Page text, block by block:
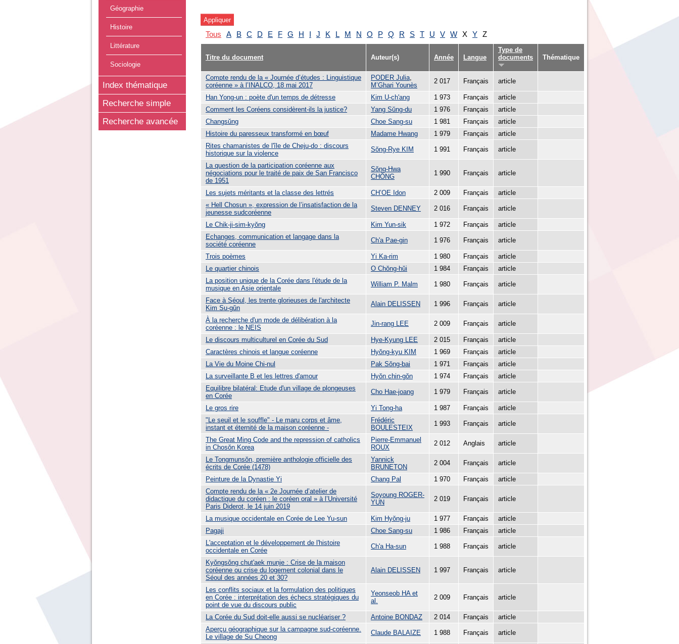
Géographie
Histoire
Littérature
Sociologie
Index thématique
Recherche simple
Recherche avancée
Tous A B C D E F G H I J K L M N O P Q R S T U V W X Y Z
Titre du document Auteur(s) Année Langue
Type de
documents
Thématique
Compte rendu de la « Journée d’études : Linguistique
coréenne » à l’INALCO, 18 mai 2017
PODER Julia
M’Ghari Younès
2 017 Français article
Han Yong-un : poète d'un temps de détresse Kim U-ch'ang 1 973 Français
article
Comment les Coréens considèrent-ils la justice?
Yang Sŭng-du 1 976 Français
article
Changsŭng
Choe Sang-su 1 981 Français
article
Histoire du paresseux transformé en bœuf
Madame Hwang 1 979 Français
article
Rites chamanistes de l'île de Cheju-do : discours
historique sur la violence
Sŏng-Rye KIM 1 991 Français article
La question de la participation coréenne aux
négociations pour le traité de paix de San Francisco
de 1951
Sŏng-Hwa
CHŎNG
1 990 Français article
Les sujets méritants et la classe des lettrés CH’OE Idon 2 009 Français
article
« Hell Chosun », expression de l’insatisfaction de la
jeunesse sudcoréenne
Steven DENNEY 2 016 Français article
Le Chik-ji-sim-kyŏng Kim Yun-sik 1 972 Français
article
Echanges, communication et langage dans la
société coréenne
Ch'a Pae-gin 1 976 Français article
Trois poèmes Yi Ka-rim 1 980 Français
article
Le quartier chinois
O Chŏng-hŭi 1 984 Français
article
La position unique de la Corée dans l'étude de la
musique en Asie orientale
William P. Malm 1 980 Français article
Face à Séoul, les trente glorieuses de l'architecte
Kim Su-gŭn
Alain DELISSEN 1 996 Français article
À la recherche d'un mode de délibération à la
coréenne : le NEIS
Jin-rang LEE 2 009 Français article
Le discours multiculturel en Corée du Sud Hye-Kyung LEE 2 015 Français
article
Caractères chinois et langue coréenne
Hyŏng-kyu KIM 1 969 Français
article
La Vie du Moine Chi-nul
Pak Sŏng-bai 1 971 Français
article
La surveillante B et les lettres d'amour
Hyŏn chin-gŏn 1 974 Français
article
Equilibre bilatéral: Etude d'un village de plongeuses
en Corée
Cho Hae-joang 1 979 Français article
Le gros rire Yi Tong-ha 1 987 Français
article
"Le seuil et le souffle" - Le maru corps et âme,
instant et éternité de la maison coréenne -
Frédéric
BOULESTEIX
1 993 Français article
The Great Ming Code and the repression of catholics
in Chosŏn Korea
Pierre-Emmanuel
ROUX
2 012 Anglais article
Le Tongmunsŏn, première anthologie officielle des
écrits de Corée (1478)
Yannick
BRUNETON
2 004 Français article
Peinture de la Dynastie Yi Chang Pal 1 970 Français
article
Compte rendu de la « 2e Journée d’atelier de
didactique du coréen : le coréen oral » à l’Université
Paris Diderot, le 14 juin 2019
Soyoung ROGER-
YUN
2 019 Français article
La musique occidentale en Corée de Lee Yu-sun Kim Hyŏng-ju 1 977 Français
article
Pagaji
Choe Sang-su 1 986 Français
article
L'acceptation et le développement de l'histoire
occidentale en Corée
Ch'a Ha-sun 1 988 Français article
Kyǒngsǒng chut'aek munje : Crise de la maison
coréenne ou crise du logement colonial dans le
Séoul des années 20 et 30?
Alain DELISSEN 1 997 Français article
Les conflits sociaux et la formulation des politiques
en Corée : interprétation des échecs stratégiques du
point de vue du discours public
Yeonseob HA et
al.
2 009 Français article
La Corée du Sud doit-elle aussi se nucléariser ? Antoine BONDAZ 2 014 Français
article
Aperçu géographique sur la campagne sud-coréenne.
Le village de Su Cheong
Claude BALAIZE 1 988 Français article